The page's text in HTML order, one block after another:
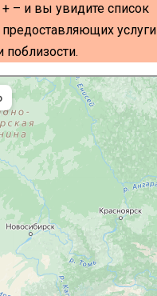
– и вы увидите список
услуги
поблизости.